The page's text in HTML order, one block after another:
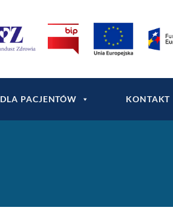
DLA PACJENTÓW KONTAKT